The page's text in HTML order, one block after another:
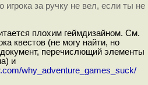
игрока за ручку не вел, если ты не
плохим геймдизайном. См.
квестов (не могу найти, но
перечислющий элементы
и
why_adventure_games_suck/